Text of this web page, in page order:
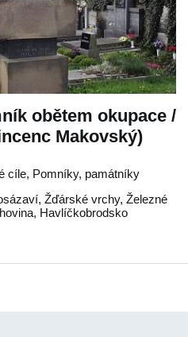
obětem okupace /
Makovský)
cíle, Pomníky, památníky
, Žďárské vrchy, Železné
, Havlíčkobrodsko